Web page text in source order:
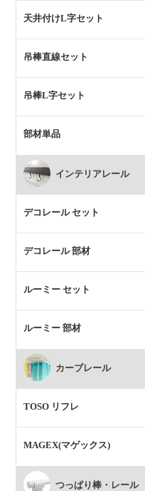
天井付けL字セット
吊棒直線セット
吊棒L字セット
部材単品
インテリアレール
デコレール セット
デコレール 部材
ルーミー セット
ルーミー 部材
カーブレール
TOSO リフレ
MAGEX(マゲックス)
つっぱり棒・レール